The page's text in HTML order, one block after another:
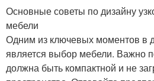
Основные советы по дизайну
мебели
Одним из ключевых моментов в
является выбор мебели. Важно
должна быть компактной и не